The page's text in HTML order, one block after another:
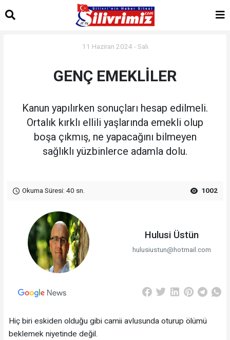
11 Haziran 2024 - Salı
GENÇ EMEKLİLER
Kanun yapılırken sonuçları hesap edilmeli.
Ortalık kırklı ellili yaşlarında emekli olup
boşa çıkmış, ne yapacağını bilmeyen
sağlıklı yüzbinlerce adamla dolu.
Okuma Süresi: 40 sn. 1002
Hulusi Üstün
hulusiustun@hotmail.com
Hiç biri eskiden olduğu gibi camii avlusunda oturup ölümü
beklemek niyetinde değil.